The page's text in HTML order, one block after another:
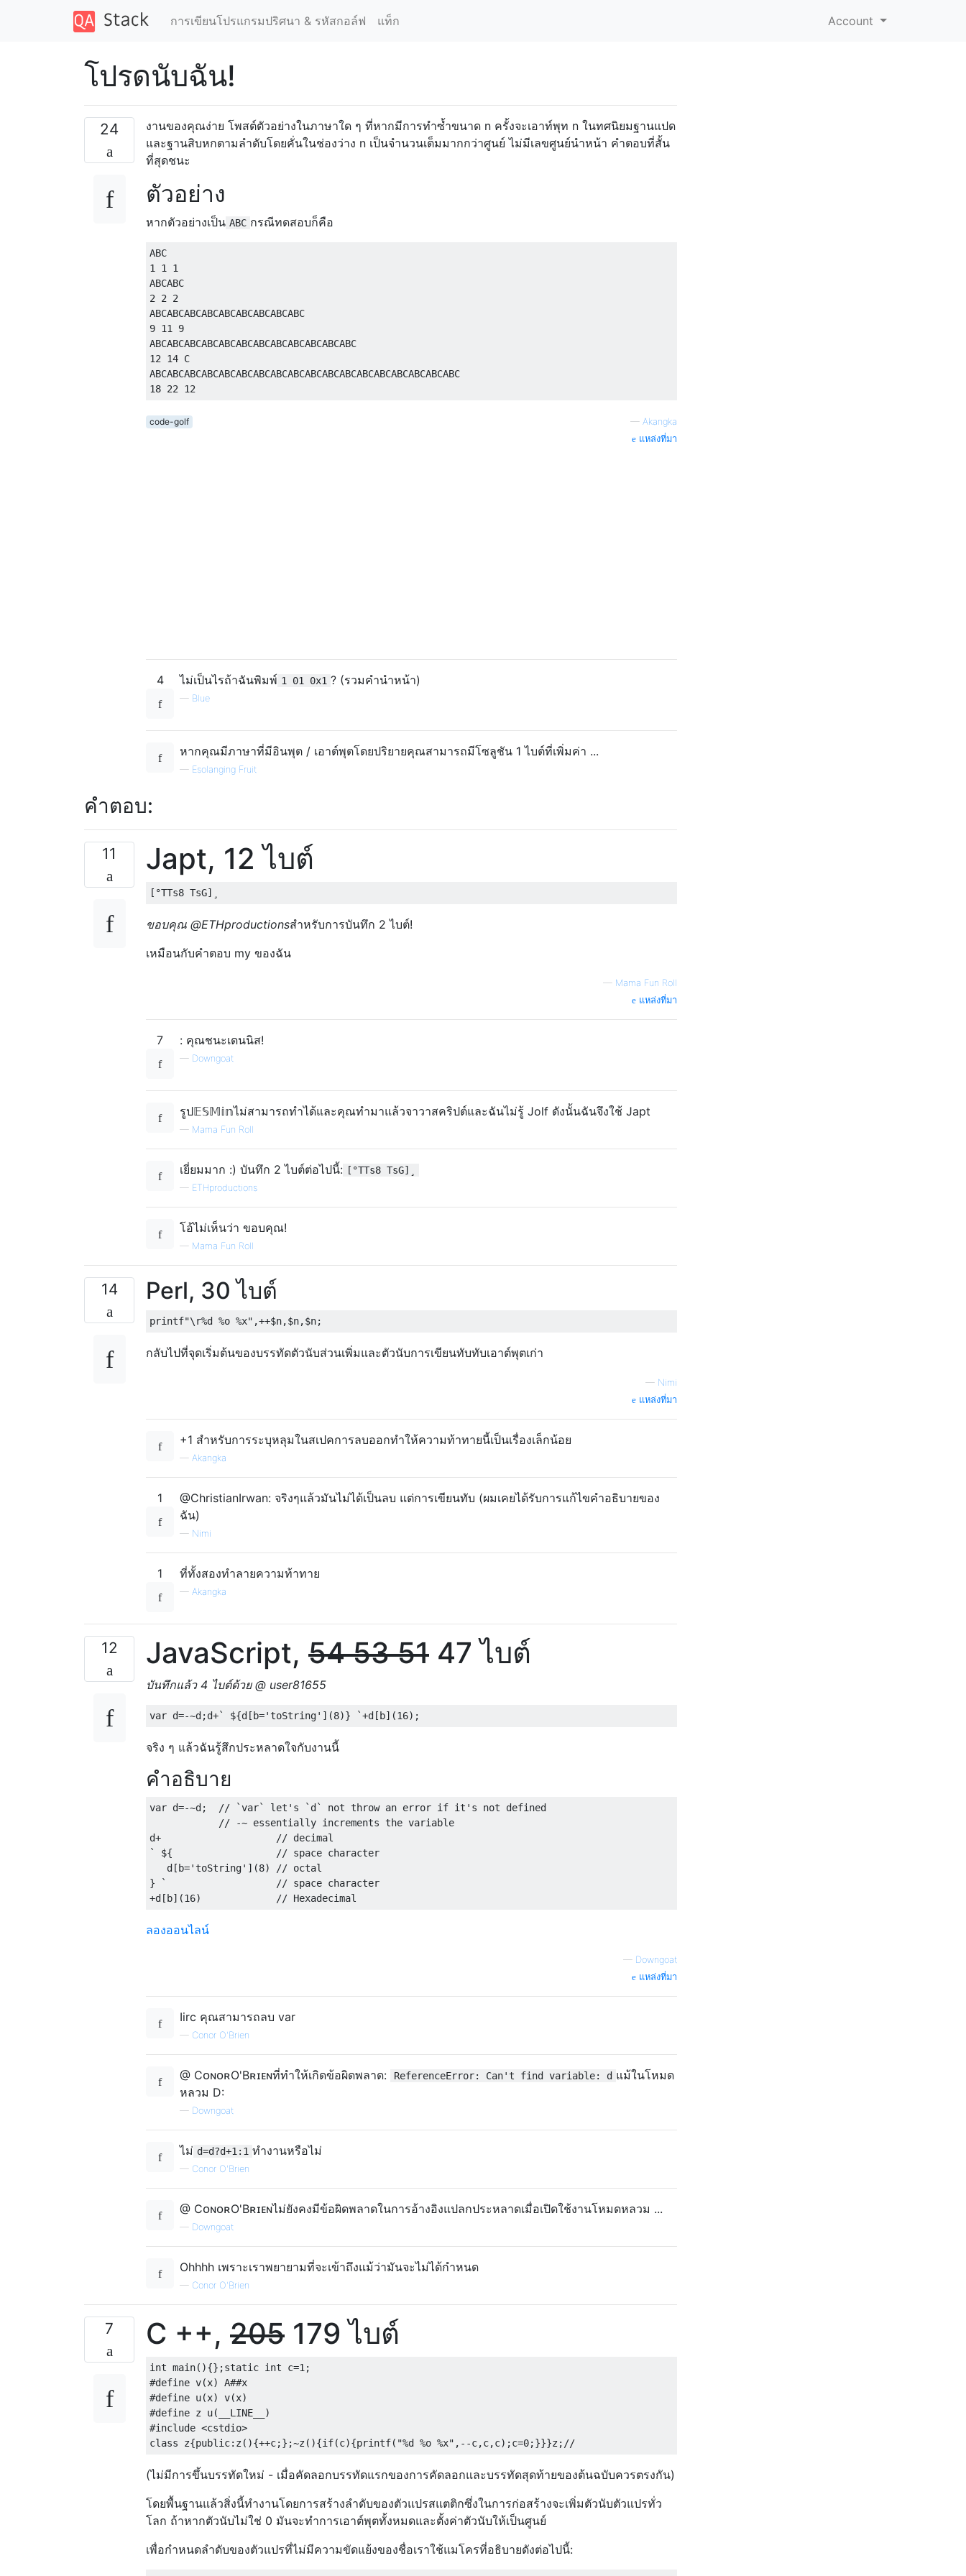
การเขียนโปรแกรมปริศนา & รหัสกอล์ฟ แท็ก Account
โปรดนับฉัน!
24
งานของคุณง่าย โพสต์ตัวอย่างในภาษาใด ๆ ที่หากมีการทำซ้ำขนาด n ครั้งจะเอาท์พุท n ในทศนิยมฐานแปด
และฐานสิบหกตามลำดับโดยคั่นในช่องว่าง n เป็นจำนวนเต็มมากกว่าศูนย์ ไม่มีเลขศูนย์นำหน้า คำตอบที่สั้น
ที่สุดชนะ
ตัวอย่าง
หากตัวอย่างเป็น ABC กรณีทดสอบก็คือ
ABC
1 1 1
ABCABC
2 2 2
ABCABCABCABCABCABCABCABCABC
9 11 9
ABCABCABCABCABCABCABCABCABCABCABCABC
12 14 C
ABCABCABCABCABCABCABCABCABCABCABCABCABCABCABCABCABCABC
code-golf — Akangka
แหล่งที่มา
4 ไม่เป็นไรถ้าฉันพิมพ์ 1 01 0x1 ? (รวมคำนำหน้า)
— Blue
หากคุณมีภาษาที่มีอินพุต / เอาต์พุตโดยปริยายคุณสามารถมีโซลูชัน 1 ไบต์ที่เพิ่มค่า ...
— Esolanging Fruit
คำตอบ:
11 Japt, 12 ไบต์
ขอบคุณ @ETHproductionsสำหรับการบันทึก 2 ไบต์!
เหมือนกับคำตอบ my ของฉัน
— Mama Fun Roll
แหล่งที่มา
7 : คุณชนะเดนนิส!
— Downgoat
รูป𝔼𝕊𝕄𝕚𝕟ไม่สามารถทำได้และคุณทำมาแล้วจาวาสคริปต์และฉันไม่รู้ Jolf ดังนั้นฉันจึงใช้ Japt
— Mama Fun Roll
เยี่ยมมาก :) บันทึก 2 ไบต์ต่อไปนี้: [°TTs8 TsG]¸
— ETHproductions
โอ้ไม่เห็นว่า ขอบคุณ!
— Mama Fun Roll
14 Perl, 30 ไบต์
กลับไปที่จุดเริ่มต้นของบรรทัดตัวนับส่วนเพิ่มและตัวนับการเขียนทับทับเอาต์พุตเก่า
— Nimi
แหล่งที่มา
+1 สำหรับการระบุหลุมในสเปคการลบออกทำให้ความท้าทายนี้เป็นเรื่องเล็กน้อย
— Akangka
1
@ChristianIrwan: จริงๆแล้วมันไม่ได้เป็นลบ แต่การเขียนทับ (ผมเคยได้รับการแก้ไขคำอธิบายของ
ฉัน)
— Nimi
1 ที่ทั้งสองทำลายความท้าทาย
— Akangka
12 JavaScript, 54 53 51 47 ไบต์
บันทึกแล้ว 4 ไบต์ด้วย @ user81655
จริง ๆ แล้วฉันรู้สึกประหลาดใจกับงานนี้
คำอธิบาย
var d=-~d;  // `var` let's `d` not throw an error if it's not defined
            // -~ essentially increments the variable
d+                    // decimal
` ${                  // space character
   d[b='toString'](8) // octal
} `                   // space character
ลองออนไลน์
— Downgoat
แหล่งที่มา
Iirc คุณสามารถลบ var
— Conor O'Brien
@ CᴏɴᴏʀO'Bʀɪᴇɴที่ทำให้เกิดข้อผิดพลาด: ReferenceError: Can't find variable: d แม้ในโหมด
หลวม D:
— Downgoat
ไม่ d=d?d+1:1 ทำงานหรือไม่
— Conor O'Brien
@ CᴏɴᴏʀO'Bʀɪᴇɴไม่ยังคงมีข้อผิดพลาดในการอ้างอิงแปลกประหลาดเมื่อเปิดใช้งานโหมดหลวม ...
— Downgoat
Ohhhh เพราะเราพยายามที่จะเข้าถึงแม้ว่ามันจะไม่ได้กำหนด
— Conor O'Brien
7 C ++, 205 179 ไบต์
int main(){};static int c=1;
#define v(x) A##x
#define u(x) v(x)
#define z u(__LINE__)
#include <cstdio>
(ไม่มีการขึ้นบรรทัดใหม่ - เมื่อคัดลอกบรรทัดแรกของการคัดลอกและบรรทัดสุดท้ายของต้นฉบับควรตรงกัน)
โดยพื้นฐานแล้วสิ่งนี้ทำงานโดยการสร้างลำดับของตัวแปรสแตติกซึ่งในการก่อสร้างจะเพิ่มตัวนับตัวแปรทั่ว
โลก ถ้าหากตัวนับไม่ใช่ 0 มันจะทำการเอาต์พุตทั้งหมดและตั้งค่าตัวนับให้เป็นศูนย์
เพื่อกำหนดลำดับของตัวแปรที่ไม่มีความขัดแย้งของชื่อเราใช้แมโครที่อธิบายดังต่อไปนี้: